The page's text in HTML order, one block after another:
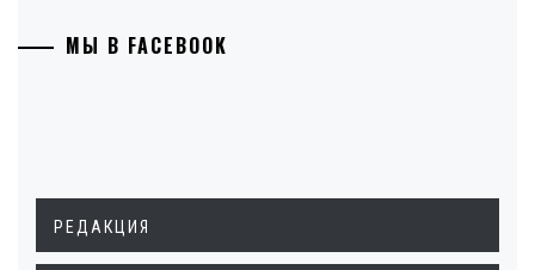
МЫ В FACEBOOK
РЕДАКЦИЯ